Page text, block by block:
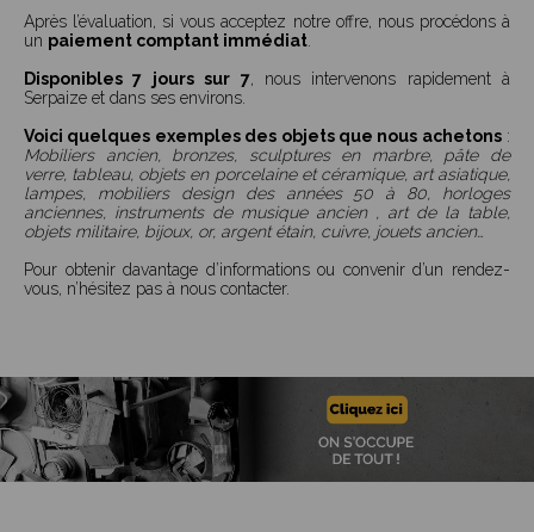
Après l’évaluation, si vous acceptez notre offre, nous procédons à
un paiement comptant immédiat.
Disponibles 7 jours sur 7, nous intervenons rapidement à
Serpaize et dans ses environs.
Voici quelques exemples des objets que nous achetons:
Mobiliers ancien, bronzes, sculptures en marbre, pâte de
verre, tableau, objets en porcelaine et céramique, art asiatique,
lampes, mobiliers design des années 50 à 80, horloges
anciennes, instruments de musique ancien , art de la table,
objets militaire, bijoux, or, argent étain, cuivre, jouets ancien…
Pour obtenir davantage d’informations ou convenir d’un rendez-
vous, n’hésitez pas à nous contacter.